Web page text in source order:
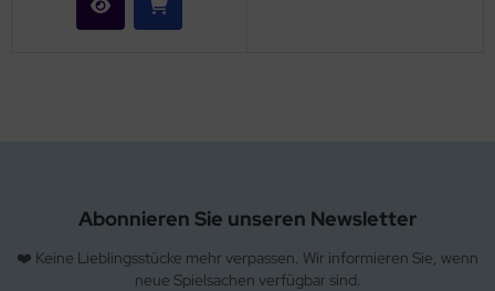
Abonnieren Sie unseren Newsletter
❤️ Keine Lieblingsstücke mehr verpassen. Wir informieren Sie, wenn
neue Spielsachen verfügbar sind.